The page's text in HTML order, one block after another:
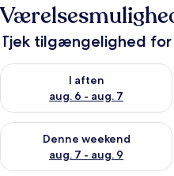
e
Tjek tilgængelighed
I aften
aug. 6 - aug. 7
Tjek tilgængelighed for i aften
Denne weekend
aug. 7 - aug. 9
Tjek tilgængelighed for denne